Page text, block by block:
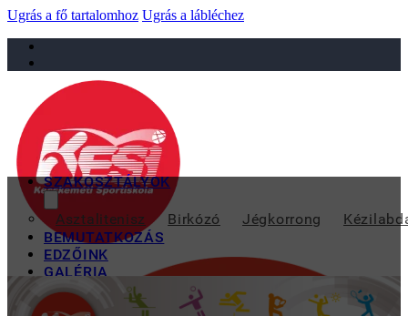
Ugrás a fő tartalomhoz Ugrás a lábléchez
sportiskola@juniorsportkft.hu
SZAKOSZTÁLYOK
Asztalitenisz Birkózó Jégkorrong
BEMUTATKOZÁS
EDZŐINK
GALÉRIA
TAO
KAPCSOLAT